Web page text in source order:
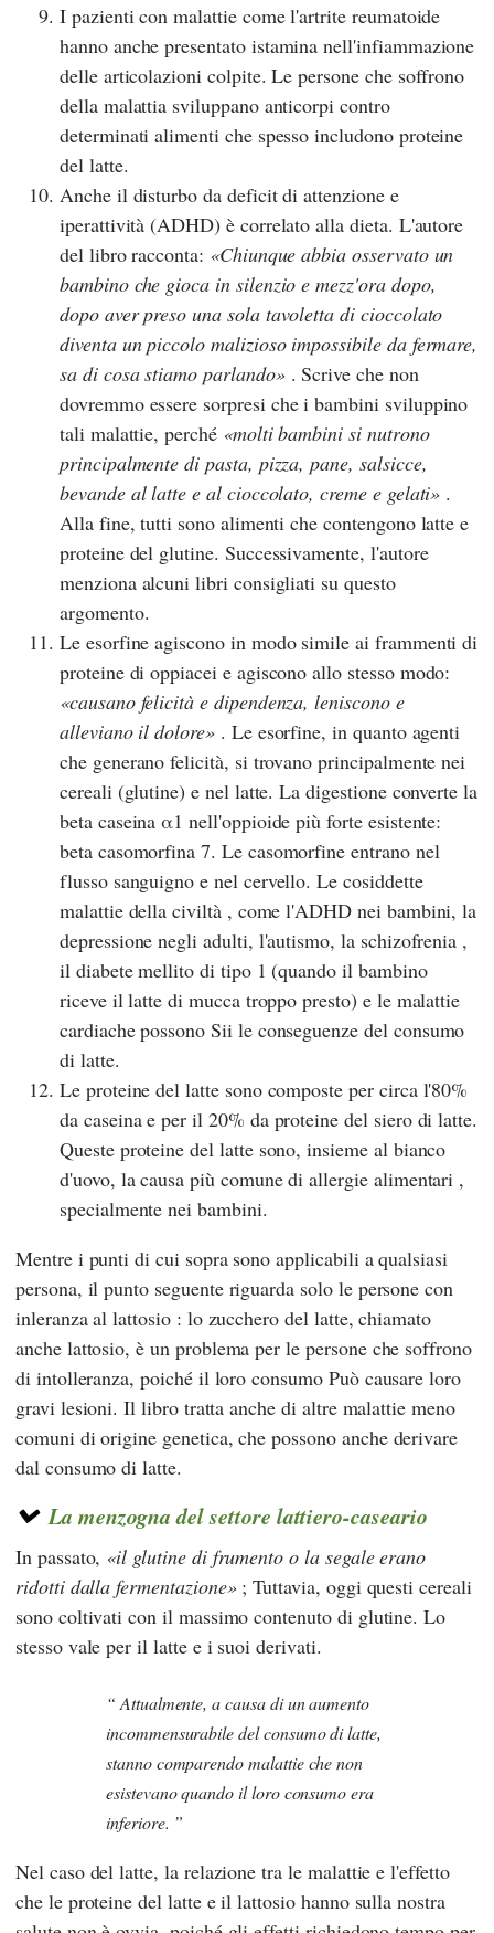
I pazienti con malattie come l'artrite reumatoide
hanno anche presentato istamina nell'infiammazione
delle articolazioni colpite. Le persone che soffrono
della malattia sviluppano anticorpi contro
determinati alimenti che spesso includono proteine
del latte.
Anche il disturbo da deficit di attenzione e
iperattività (ADHD) è correlato alla dieta. L'autore
del libro racconta:
Chiunque abbia osservato un
bambino che gioca in silenzio e mezz'ora dopo,
dopo aver preso una sola tavoletta di cioccolato
diventa un piccolo malizioso impossibile da fermare,
sa di cosa stiamo parlando . Scrive che non
dovremmo essere sorpresi che i bambini sviluppino
tali malattie, perché molti bambini si nutrono
principalmente di pasta, pizza, pane, salsicce,
bevande al latte e al cioccolato, creme e gelati
.
Alla fine, tutti sono alimenti che contengono latte e
proteine del glutine. Successivamente, l'autore
menziona alcuni libri consigliati su questo
argomento.
Le esorfine agiscono in modo simile ai frammenti di
proteine di oppiacei e agiscono allo stesso modo:
causano felicità e dipendenza, leniscono e
alleviano il dolore . Le esorfine, in quanto agenti
che generano felicità, si trovano principalmente nei
cereali (glutine) e nel latte. La digestione converte la
beta caseina α1 nell'oppioide più forte esistente:
beta casomorfina 7. Le casomorfine entrano nel
flusso sanguigno e nel cervello. Le cosiddette
malattie della civiltà , come l'ADHD nei bambini, la
depressione negli adulti, l'autismo, la schizofrenia ,
il diabete mellito di tipo 1 (quando il bambino
riceve il latte di mucca troppo presto) e le malattie
cardiache possono Sii le conseguenze del consumo
di latte.
Le proteine del latte sono composte per circa l'80%
da caseina e per il 20% da proteine del siero di latte.
Queste proteine del latte sono, insieme al bianco
d'uovo, la causa più comune di allergie alimentari ,
specialmente nei bambini.
Mentre i punti di cui sopra sono applicabili a qualsiasi
persona, il punto seguente riguarda solo le persone con
inleranza al lattosio : lo zucchero del latte, chiamato
anche lattosio, è un problema per le persone che soffrono
di intolleranza, poiché il loro consumo Può causare loro
gravi lesioni. Il libro tratta anche di altre malattie meno
comuni di origine genetica, che possono anche derivare
dal consumo di latte.
La menzogna del settore lattiero-caseario
In passato,
il glutine di frumento o la segale erano
ridotti dalla fermentazione ; Tuttavia, oggi questi cereali
sono coltivati con il massimo contenuto di glutine. Lo
stesso vale per il latte e i suoi derivati.
Attualmente, a causa di un aumento
incommensurabile del consumo di latte,
stanno comparendo malattie che non
esistevano quando il loro consumo era
inferiore.
Nel caso del latte, la relazione tra le malattie e l'effetto
che le proteine del latte e il lattosio hanno sulla nostra